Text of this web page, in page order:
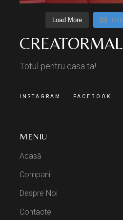
Load More
Totul pentru casa ta!
INSTAGRAM FACEBOOK
MENIU
Acasă
Companii
Despre Noi
Contacte